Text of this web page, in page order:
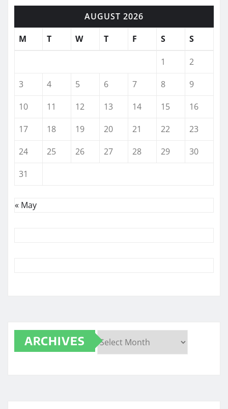
AUGUST 2026
M
T W T F S S
1
2
3
4 5 6 7 8
9
10
11 12 13 14 15
16
17
18 19 20 21 22
23
24
25 26 27 28 29
30
31
« May
ARCHIVES